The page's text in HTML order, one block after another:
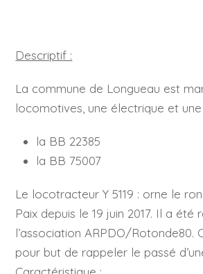
Descriptif :
La commune de Longueau est
locomotives, une électrique et
la BB 22385
la BB 75007
Le locotracteurY 5119 : orne le
Paix depuis le19 juin 2017. Il a été
l’association ARPDO/Rotonde80.
pour but de rappeler le passé